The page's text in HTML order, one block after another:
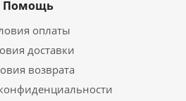
Помощь
оплаты
доставки
возврата